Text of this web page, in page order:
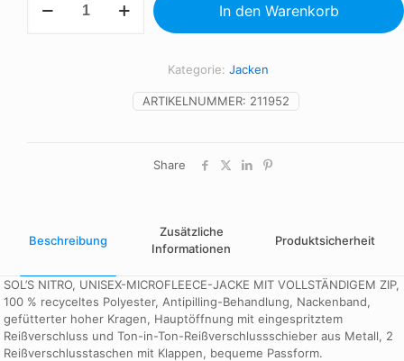
In den Warenkorb
ARTIKELNUMMER: 211952
Kategorie: Jacken
Share
Beschreibung
Zusätzliche
Informationen
Produktsicherheit
SOL’S NITRO, UNISEX-MICROFLEECE-JACKE MIT VOLLSTÄNDIGEM ZIP,
100 % recyceltes Polyester, Antipilling-Behandlung, Nackenband,
gefütterter hoher Kragen, Hauptöffnung mit eingespritztem
Reißverschluss und Ton-in-Ton-Reißverschlussschieber aus Metall, 2
Reißverschlusstaschen mit Klappen, bequeme Passform.